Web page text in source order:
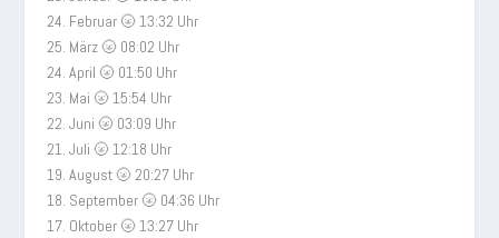
24. Februar 🌝 13:32 Uhr
25. März 🌝 08:02 Uhr
24. April 🌝 01:50 Uhr
23. Mai 🌝 15:54 Uhr
22. Juni 🌝 03:09 Uhr
21. Juli 🌝 12:18 Uhr
19. August 🌝 20:27 Uhr
18. September 🌝 04:36 Uhr
17. Oktober 🌝 13:27 Uhr